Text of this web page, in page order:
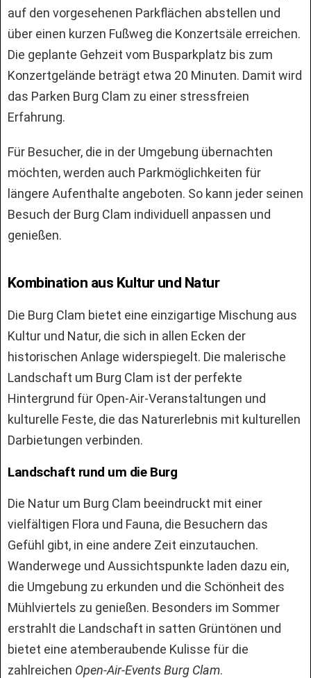
auf den vorgesehenen Parkflächen abstellen und
über einen kurzen Fußweg die Konzertsäle erreichen.
Die geplante Gehzeit vom Busparkplatz bis zum
Konzertgelände beträgt etwa 20 Minuten. Damit wird
das Parken Burg Clam zu einer stressfreien
Erfahrung.
Für Besucher, die in der Umgebung übernachten
möchten, werden auch Parkmöglichkeiten für
längere Aufenthalte angeboten. So kann jeder seinen
Besuch der Burg Clam individuell anpassen und
genießen.
Kombination aus Kultur und Natur
Die Burg Clam bietet eine einzigartige Mischung aus
Kultur und Natur, die sich in allen Ecken der
historischen Anlage widerspiegelt. Die malerische
Landschaft um Burg Clam ist der perfekte
Hintergrund für Open-Air-Veranstaltungen und
kulturelle Feste, die das Naturerlebnis mit kulturellen
Darbietungen verbinden.
Landschaft rund um die Burg
Die Natur um Burg Clam beeindruckt mit einer
vielfältigen Flora und Fauna, die Besuchern das
Gefühl gibt, in eine andere Zeit einzutauchen.
Wanderwege und Aussichtspunkte laden dazu ein,
die Umgebung zu erkunden und die Schönheit des
Mühlviertels zu genießen. Besonders im Sommer
erstrahlt die Landschaft in satten Grüntönen und
bietet eine atemberaubende Kulisse für die
zahlreichen Open-Air-Events Burg Clam.